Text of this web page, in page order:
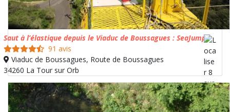
Saut à l’élastique depuis le Viaduc de Boussagues : SeaJump
91 avis
Viaduc de Boussagues, Route de Boussagues
34260 La Tour sur Orb